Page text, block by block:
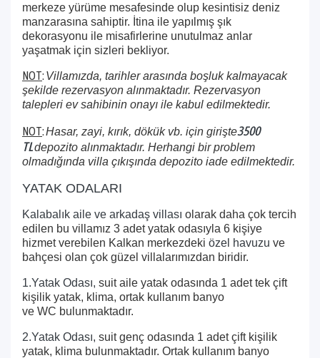
merkeze yürüme mesafesinde olup kesintisiz deniz
manzarasına sahiptir. İtina ile yapılmış şık
dekorasyonu ile misafirlerine unutulmaz anlar
yaşatmak için sizleri bekliyor.
NOT: Villamızda, tarihler arasında boşluk kalmayacak
şekilde rezervasyon alınmaktadır. Rezervasyon
talepleri ev sahibinin onayı ile kabul edilmektedir.
NOT:Hasar, zayi, kırık, dökük vb. için girişte3500
TLdepozito alınmaktadır. Herhangi bir problem
olmadığında villa çıkışında depozito iade edilmektedir.
YATAK ODALARI
Kalabalık aile ve arkadaş villası olarak daha çok tercih
edilen bu villamız 3 adet yatak odasıyla 6 kişiye
hizmet verebilen Kalkan merkezdeki özel havuzu ve
bahçesi olan çok güzel villalarımızdan biridir.
1.Yatak Odası, suit aile yatak odasında 1 adet tek çift
kişilik yatak, klima, ortak kullanım banyo
ve WC bulunmaktadır.
2.Yatak Odası, suit genç odasında 1 adet çift kişilik
yatak, klima bulunmaktadır. Ortak kullanım banyo